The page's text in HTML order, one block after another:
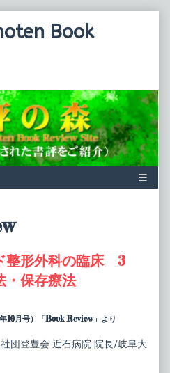
Book
整形外科の臨床 3
・保存療法
10月号）「Book Review」より
団登豊会 近石病院 院長/岐阜大